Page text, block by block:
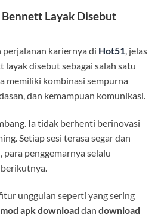
Layak Disebut
kariernya di Hot51, jelas
layak disebut sebagai salah satu
memiliki kombinasi sempurna
dan kemampuan komunikasi.
Ia tidak berhenti berinovasi
Setiap sesi terasa segar dan
penggemarnya selalu
unggulan seperti yang sering
apk download dan download